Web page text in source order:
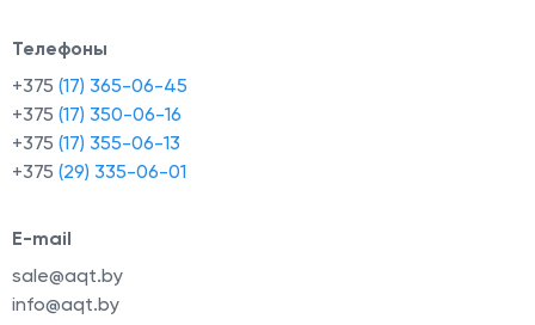
Телефоны
+375 (17) 365-06-45
+375 (17) 350-06-16
+375 (17) 355-06-13
+375 (29) 335-06-01
E-mail
sale@aqt.by
info@aqt.by